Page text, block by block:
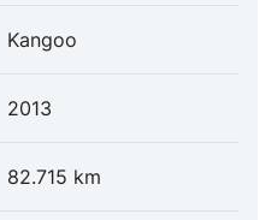
Kangoo
2013
82.715 km